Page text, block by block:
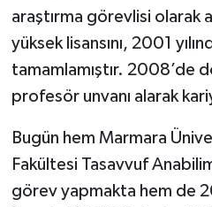
araştırma görevlisi olarak
yüksek lisansını, 2001
tamamlamıştır. 2008’de
profesör unvanı alarak
Bugün hem Marmara
Fakültesi Tasavvuf
görev yapmakta hem de